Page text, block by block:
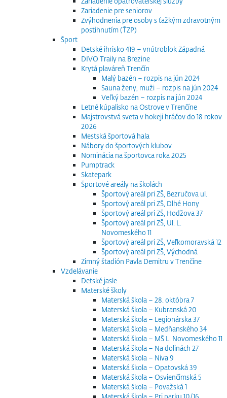
Zariadenie pre seniorov
Zvýhodnenia pre osoby s ťažkým zdravotným
postihnutím (ŤZP)
Šport
Detské ihrisko 419 – vnútroblok Západná
DIVO Traily na Brezine
Krytá plaváreň Trenčín
Malý bazén – rozpis na jún 2024
Sauna ženy, muži – rozpis na jún 2024
Veľký bazén – rozpis na jún 2024
Letné kúpalisko na Ostrove v Trenčíne
Majstrovstvá sveta v hokeji hráčov do 18 rokov
2026
Mestská športová hala
Nábory do športových klubov
Nominácia na športovca roka 2025
Pumptrack
Skatepark
Športové areály na školách
Športový areál pri ZŠ, Bezručova ul.
Športový areál pri ZŠ, Dlhé Hony
Športový areál pri ZŠ, Hodžova 37
Športový areál pri ZŠ, Ul. L.
Novomeského 11
Športový areál pri ZŠ, Veľkomoravská 12
Športový areál pri ZŠ, Východná
Zimný štadión Pavla Demitru v Trenčíne
Vzdelávanie
Detské jasle
Materské školy
Materská škola – 28. októbra 7
Materská škola – Kubranská 20
Materská škola – Legionárska 37
Materská škola – Medňanského 34
Materská škola – MŠ L. Novomeského 11
Materská škola – Na dolinách 27
Materská škola – Niva 9
Materská škola – Opatovská 39
Materská škola – Osvienčimská 5
Materská škola – Považská 1
Materská škola – Pri parku 10/16